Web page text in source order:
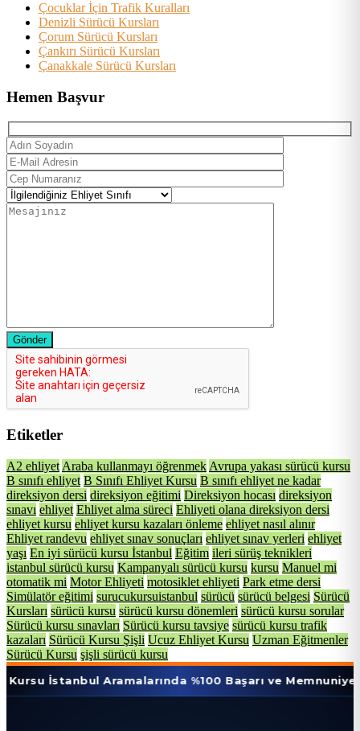
Çocuklar İçin Trafik Kuralları
Denizli Sürücü Kursları
Çorum Sürücü Kursları
Çankırı Sürücü Kursları
Çanakkale Sürücü Kursları
Hemen Başvur
Gönder
Etiketler
A2 ehliyet Araba kullanmayı öğrenmek Avrupa yakası sürücü kursu
B sınıfı ehliyet B Sınıfı Ehliyet Kursu B sınıfı ehliyet ne kadar
direksiyon dersi direksiyon eğitimi Direksiyon hocası direksiyon
sınavı ehliyet Ehliyet alma süreci Ehliyeti olana direksiyon dersi
ehliyet kursu ehliyet kursu kazaları önleme ehliyet nasıl alınır
Ehliyet randevu ehliyet sınav sonuçları ehliyet sınav yerleri ehliyet
yaşı En iyi sürücü kursu İstanbul Eğitim ileri sürüş teknikleri
istanbul sürücü kursu Kampanyalı sürücü kursu kursu Manuel mi
otomatik mi Motor Ehliyeti motosiklet ehliyeti Park etme dersi
Simülatör eğitimi surucukursuistanbul sürücü sürücü belgesi Sürücü
Kursları sürücü kursu sürücü kursu dönemleri sürücü kursu sorular
Sürücü kursu sınavları Sürücü kursu tavsiye sürücü kursu trafik
kazaları Sürücü Kursu Şişli Ucuz Ehliyet Kursu Uzman Eğitmenler
Sürücü Kursu şişli sürücü kursu
Aramalarında %100 Başarı ve Memnuniyet Oranı